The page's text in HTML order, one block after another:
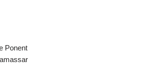
Ponent